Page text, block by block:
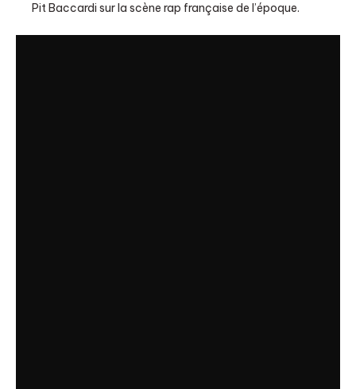
Pit Baccardi sur la scène rap française de l’époque.